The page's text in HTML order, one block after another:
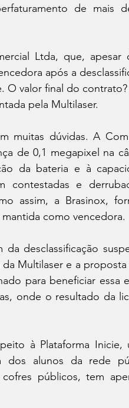
de mais
Ltda, que, apesar
após a
valor final do contrato?
pela Multilaser.
muitas dúvidas. A
de 0,1 megapixel na
da bateria e à
contestadas e
assim, a Brasinox,
como vencedora.
desclassificação
Multilaser e a proposta
para beneficiar essa
onde o resultado da
à Plataforma Inicie,
dos alunos da rede
públicos, tem